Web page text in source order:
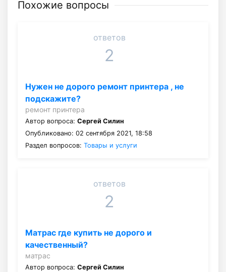
Похожие вопросы
ответов
2
Нужен не дорого ремонт принтера , не
подскажите?
ремонт принтера
Автор вопроса: Сергей Силин
Опубликовано: 02 сентября 2021, 18:58
Раздел вопросов: Товары и услуги
ответов
2
Матрас где купить не дорого и
качественный?
матрас
Автор вопроса: Сергей Силин